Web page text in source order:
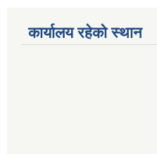
कार्यालय रहेको स्थान